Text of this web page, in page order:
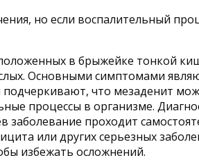
но если воспалительный
в брыжейке тонкой
Основными симптомами
что мезаденит
процессы в организме.
проходит
или других серьезных
избежать осложнений.